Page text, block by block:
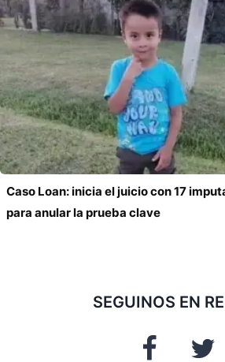
Caso Loan: inicia el juicio con 17
para anular la prueba clave
SEGUINOS EN